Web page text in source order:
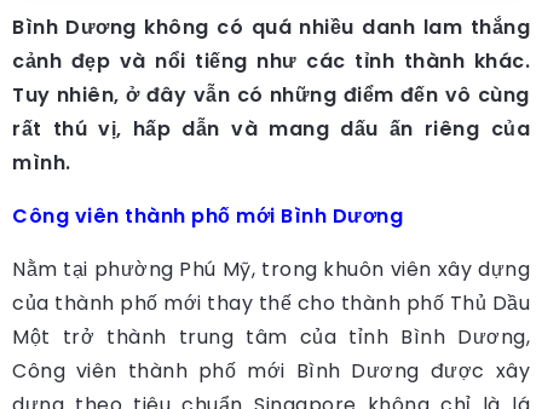
Bình Dương không có quá nhiều danh lam thắng
cảnh đẹp và nổi tiếng như các tỉnh thành khác.
Tuy nhiên, ở đây vẫn có những điểm đến vô cùng
rất thú vị, hấp dẫn và mang dấu ấn riêng của
mình.
Công viên thành phố mới Bình Dương
Nằm tại phường Phú Mỹ, trong khuôn viên xây dựng
của thành phố mới thay thế cho thành phố Thủ Dầu
Một trở thành trung tâm của tỉnh Bình Dương,
Công viên thành phố mới Bình Dương được xây